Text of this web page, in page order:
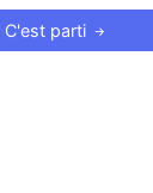
C'est parti